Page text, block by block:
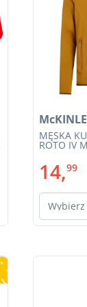
MĘSKA
ROTO IV
14,99